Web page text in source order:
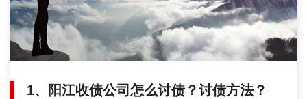
1、阳江收债公司怎么讨债？讨债方法？